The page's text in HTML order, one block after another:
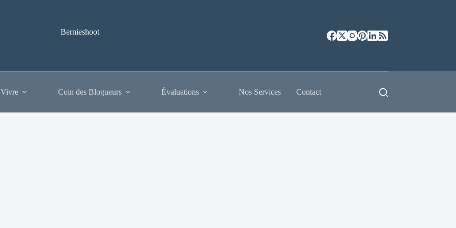
Bernieshoot
Coin des Blogueurs Évaluations Nos Services Contact